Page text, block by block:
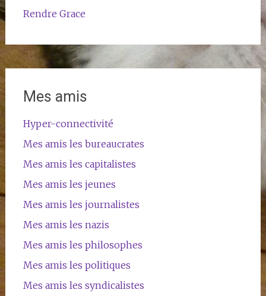
Rendre Grace
Mes amis
Hyper-connectivité
Mes amis les bureaucrates
Mes amis les capitalistes
Mes amis les jeunes
Mes amis les journalistes
Mes amis les nazis
Mes amis les philosophes
Mes amis les politiques
Mes amis les syndicalistes